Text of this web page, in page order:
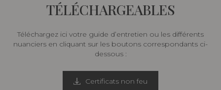
TÉLÉCHARGEABLES
Téléchargez ici votre guide d’entretien ou les différents
nuanciers en cliquant sur les boutons correspondants ci-
dessous :
Certificats non feu